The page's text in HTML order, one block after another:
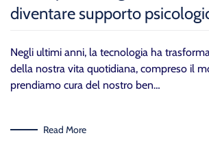
diventare supporto
Negli ultimi anni, la tecnologia ha
della nostra vita quotidiana, compreso il
prendiamo cura del nostro ben…
Read More